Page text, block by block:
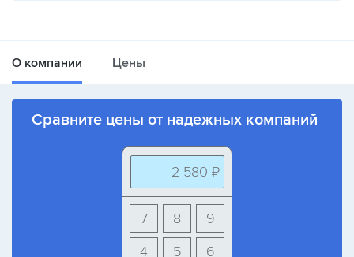
О компании Цены
Сравните цены от надежных компаний
2 580 ₽
9
8
7
6
5
4